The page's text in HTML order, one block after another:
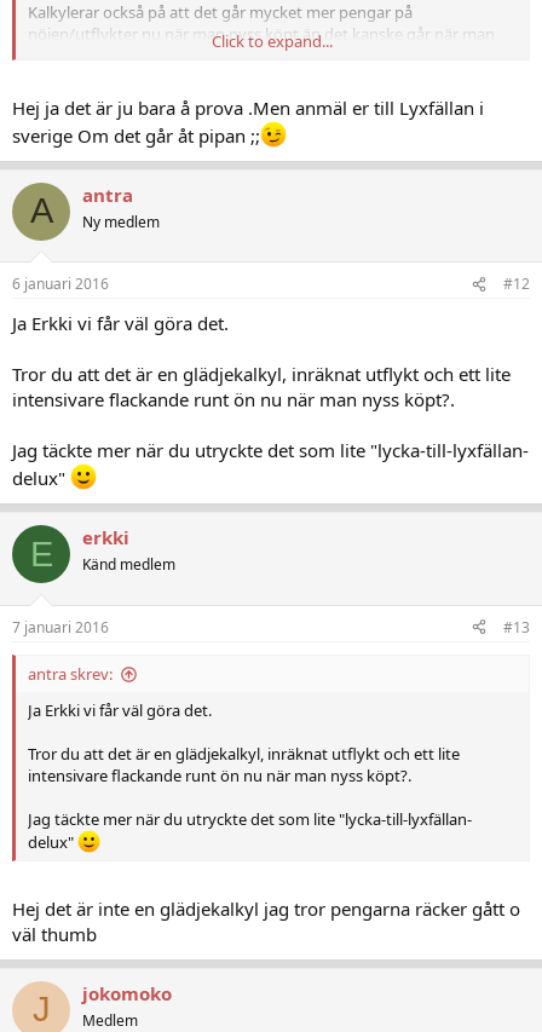
Kalkylerar också på att det går mycket mer pengar på
nöjen/utflykter nu när man nyss köpt än det kanske går när man
Vi vill även kunna besöka åtminstone en av grannöarna
utflyktsmässigt under tiden inkluderat i budgeten.
Vi gillar verkligen inte att snåla så jag hoppas vår budget täcker.
Click to expand...
Hej ja det är ju bara å prova .Men anmäl er till Lyxfällan i
sverige Om det går åt pipan ;;
A antra
Ny medlem
6 januari 2016 #12
Ja Erkki vi får väl göra det.
Tror du att det är en glädjekalkyl, inräknat utflykt och ett lite
intensivare flackande runt ön nu när man nyss köpt?.
Jag täckte mer när du utryckte det som lite "lycka-till-lyxfällan-
delux"
E erkki
Känd medlem
7 januari 2016 #13
antra skrev:
Ja Erkki vi får väl göra det.
Tror du att det är en glädjekalkyl, inräknat utflykt och ett lite
intensivare flackande runt ön nu när man nyss köpt?.
Jag täckte mer när du utryckte det som lite "lycka-till-lyxfällan-
delux"
Hej det är inte en glädjekalkyl jag tror pengarna räcker gått o
väl thumb
J jokomoko
Medlem